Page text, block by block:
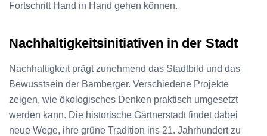
Fortschritt Hand in Hand gehen können.
Nachhaltigkeitsinitiativen in der Stadt
Nachhaltigkeit prägt zunehmend das Stadtbild und das
Bewusstsein der Bamberger. Verschiedene Projekte
zeigen, wie ökologisches Denken praktisch umgesetzt
werden kann. Die historische Gärtnerstadt findet dabei
neue Wege, ihre grüne Tradition ins 21. Jahrhundert zu